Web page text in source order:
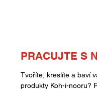
PRACUJTE S
Tvoříte, kreslíte a baví
produkty Koh-i-nooru?